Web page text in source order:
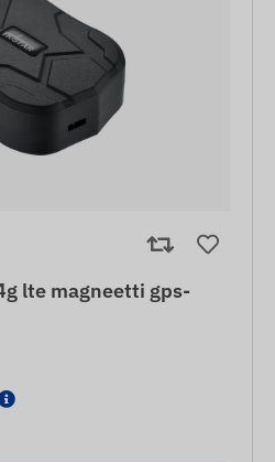
lte magneetti gps-